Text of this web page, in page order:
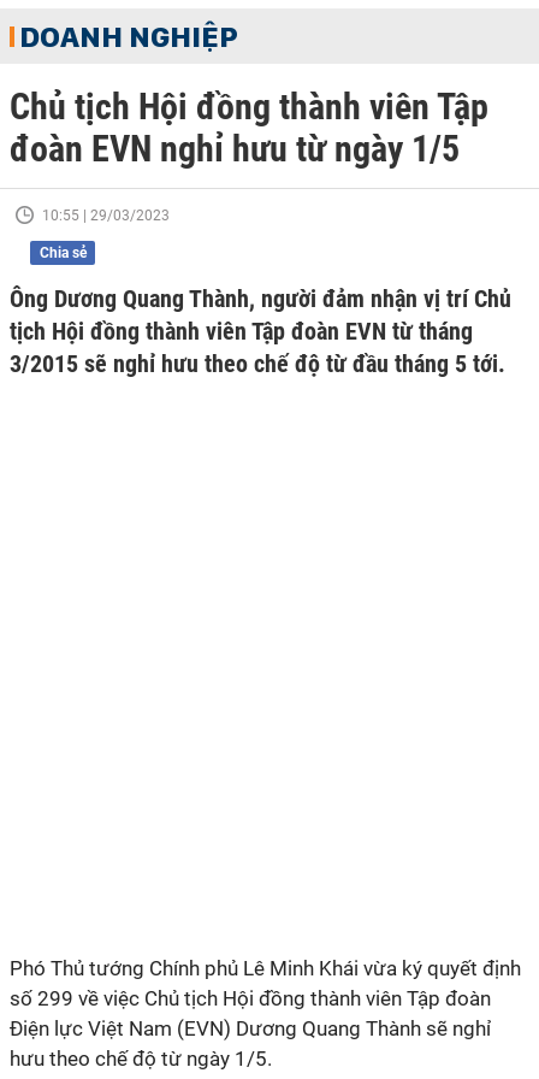
DOANH NGHIỆP
Chủ tịch Hội đồng thành viên Tập
đoàn EVN nghỉ hưu từ ngày 1/5
10:55 | 29/03/2023
Chia sẻ
Ông Dương Quang Thành, người đảm nhận vị trí Chủ
tịch Hội đồng thành viên Tập đoàn EVN từ tháng
3/2015 sẽ nghỉ hưu theo chế độ từ đầu tháng 5 tới.
Phó Thủ tướng Chính phủ Lê Minh Khái vừa ký quyết định
số 299 về việc Chủ tịch Hội đồng thành viên Tập đoàn
Điện lực Việt Nam (EVN) Dương Quang Thành sẽ nghỉ
hưu theo chế độ từ ngày 1/5.